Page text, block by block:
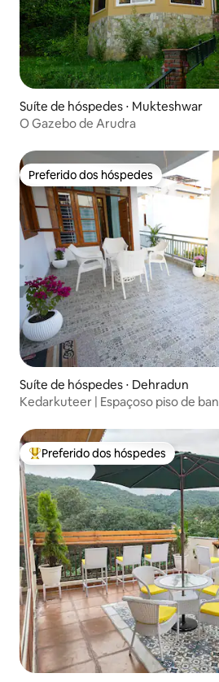
Suíte de hóspedes ⋅ Mukteshwar
O Gazebo de Arudra
Preferido dos hóspedes
Preferido dos hóspedes
Suíte de hóspedes ⋅ Dehradun
Kedarkuteer | Espaçoso piso de
Entre os melhores preferidos dos
Preferido dos hóspedes